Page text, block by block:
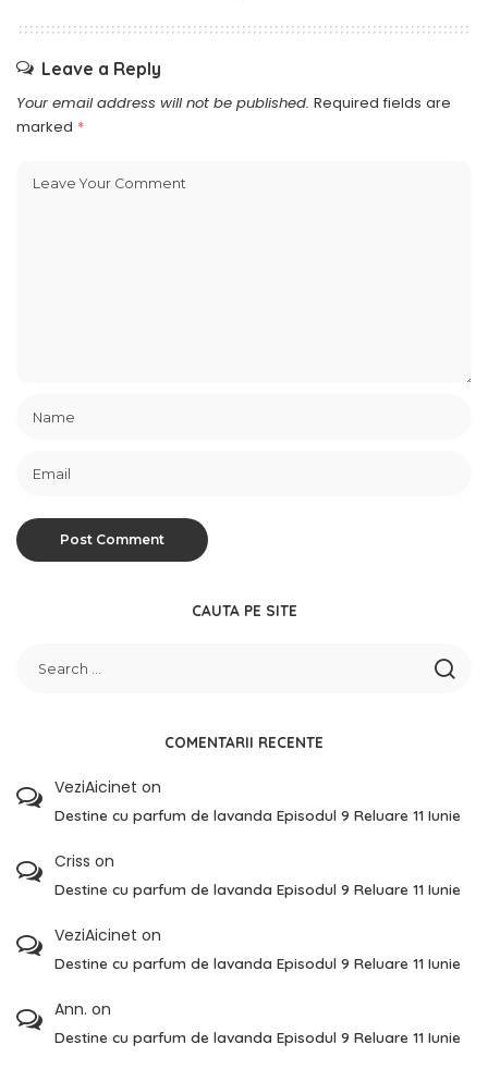
Leave a Reply
Your email address will not be published. Required fields are
marked *
CAUTA PE SITE
COMENTARII RECENTE
VeziAicinet on
Destine cu parfum de lavanda Episodul 9 Reluare 11 Iunie
Criss on
Destine cu parfum de lavanda Episodul 9 Reluare 11 Iunie
VeziAicinet on
Destine cu parfum de lavanda Episodul 9 Reluare 11 Iunie
Ann. on
Destine cu parfum de lavanda Episodul 9 Reluare 11 Iunie